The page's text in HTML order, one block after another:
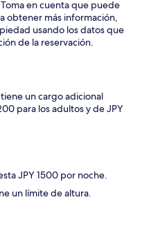
en cuenta que puede
obtener más información,
usando los datos que
de la reservación.
tiene un cargo adicional
para los adultos y de JPY
JPY 1500 por noche.
un límite de altura.